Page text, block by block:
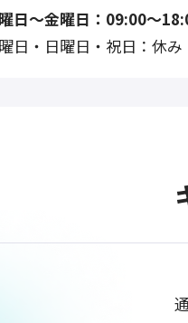
日〜金曜日：09:00〜
日・日曜日・祝日：休み